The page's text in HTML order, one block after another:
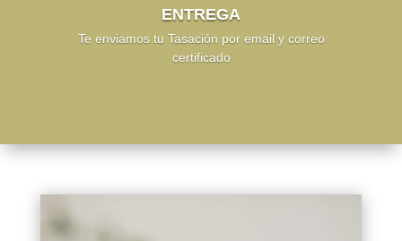
ENTREGA
Te enviamos tu Tasación por email y correo
certificado